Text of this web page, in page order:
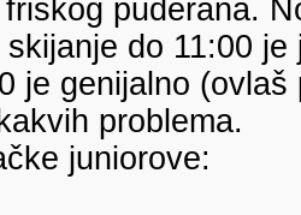
puderana.
do 11:00
je genijalno
problema.
juniorove: